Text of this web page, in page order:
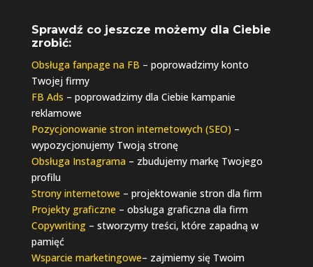
Sprawdź co jeszcze możemy dla Ciebie
zrobić:
Obsługa fanpage na FB – poprowadzimy konto
Twojej firmy
FB Ads – poprowadzimy dla Ciebie kampanie
reklamowe
Pozycjonowanie stron internetowych (SEO) –
wypozycjonujemy Twoją stronę
Obsługa Instagrama– zbudujemy markę Twojego
profilu
Strony internetowe – projektowanie stron dla firm
Projekty graficzne – obsługa graficzna dla firm
Copywriting– stworzymy treści, które zapadną w
pamięć
Wsparcie marketingowe– zajmiemy się Twoim